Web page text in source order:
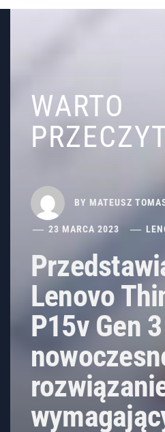
WARTO
BYMATEUSZ
Lenovo
P15v Gen